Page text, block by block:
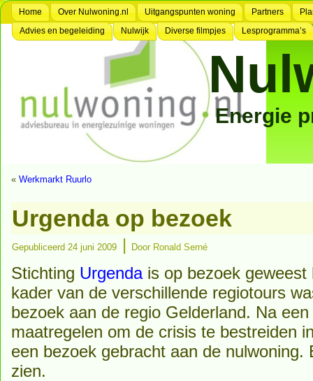
Home Over Nulwoning.nl Uitgangspunten woning Partners
Advies en begeleiding
Nulwijk Diverse filmpjes Lesprogramma’s
Energie
« Werkmarkt Ruurlo
Urgenda op bezoek
Gepubliceerd 24 juni 2009 | Door Ronald Serné
Stichting Urgendais op bezoek geweest
kader van de verschillende regiotours
bezoek aan de regio Gelderland. Na
maatregelen om de crisis te bestreiden
een bezoek gebracht aan de
zien.